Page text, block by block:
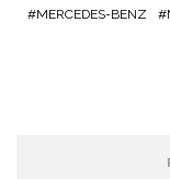
MERCEDES-BENZ